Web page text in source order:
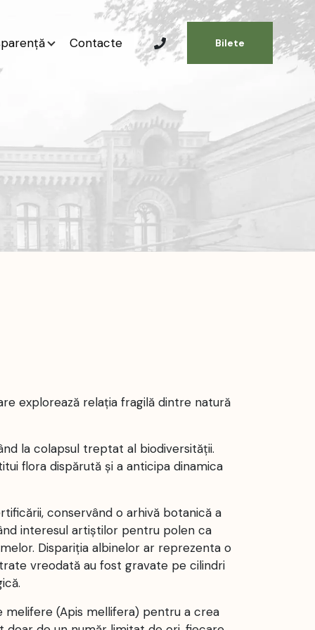
Contacte Bilete
explorează relația fragilă dintre natură
la colapsul treptat al biodiversității.
flora dispărută și a anticipa dinamica
conservând o arhivă botanică a
interesul artiștilor pentru polen ca
Dispariția albinelor ar reprezenta o
vreodată au fost gravate pe cilindri
melifere (Apis mellifera) pentru a crea